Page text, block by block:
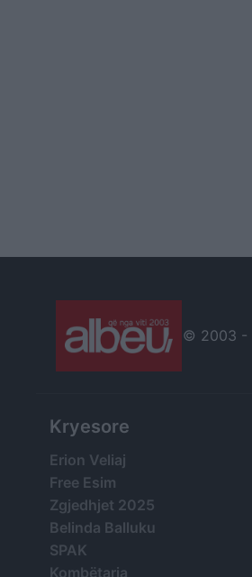
© 2003 -
Kryesore
Erion Veliaj
Free Esim
Zgjedhjet 2025
Belinda Balluku
SPAK
Kombëtarja